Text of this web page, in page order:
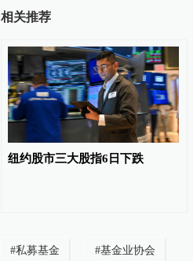
相关推荐
纽约股市三大股指6日下跌
#私募基金 #基金业协会